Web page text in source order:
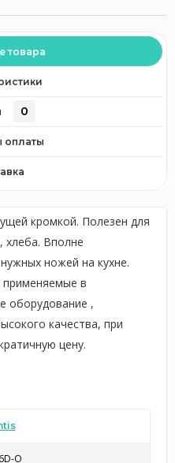
товара
0
оплаты
кромкой. Полезен для
хлеба. Вполне
ножей на кухне.
в
оборудование ,
качества, при
цену.
O